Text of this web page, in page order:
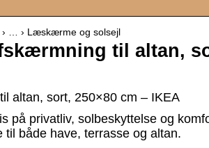
› … › Læskærme og solsejl
til altan,
altan, sort, 250×80 cm – IKEA
på privatliv, solbeskyttelse og
både have, terrasse og altan.